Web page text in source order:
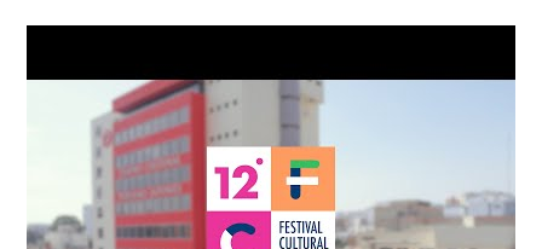
Museo de la Inmigración Japonesa
Fondo Editorial
Teatro Peruano Japonés